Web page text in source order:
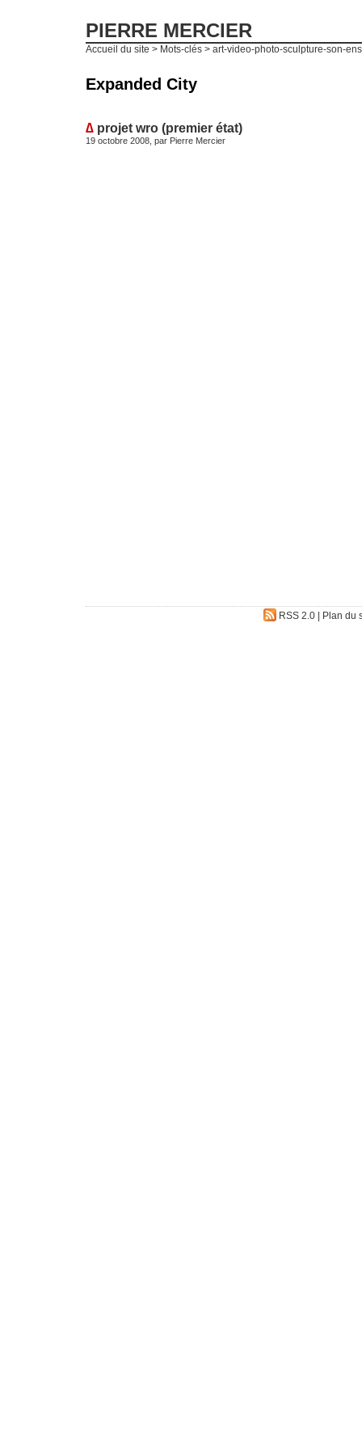
PIERRE MERCIER
Accueil du site > Mots-clés > art-video-photo-sculpture-son-
Expanded City
∆ projet wro (premier état)
19 octobre 2008, par Pierre Mercier
RSS 2.0| Plan du